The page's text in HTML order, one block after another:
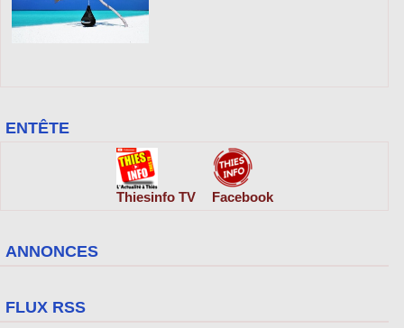
ENTÊTE
Thiesinfo TV Facebook
ANNONCES
FLUX RSS